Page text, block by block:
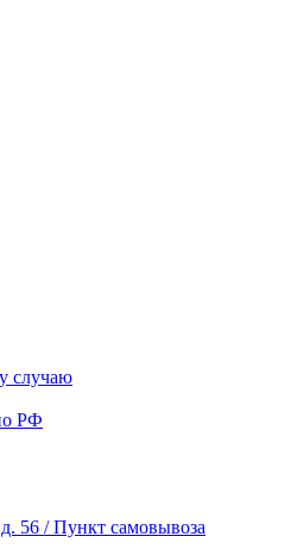
случаю
РФ
56 / Пункт самовывоза